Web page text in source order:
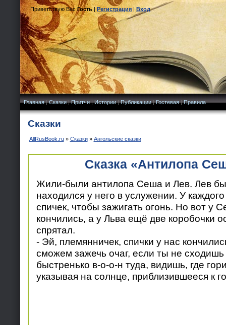
Приветствую Вас Гость|Регистрация|Вход
Главная|Сказки|Притчи|Истории|Публикации|Гостевая|Правила
Сказки
AllRusBook.ru» Сказки» Ангольские сказки
Сказка «Антилопа
Жили-были антилопа Сеша и Лев. Лев
находился у него в услужении. У
спичек, чтобы зажигать огонь. Но вот у
кончились, а у Льва ещё две коробочки
спрятал.
- Эй, племянничек, спички у нас
сможем зажечь очаг, если ты не
быстренько в-о-о-н туда, видишь, где
указывая на солнце, приблизившееся к